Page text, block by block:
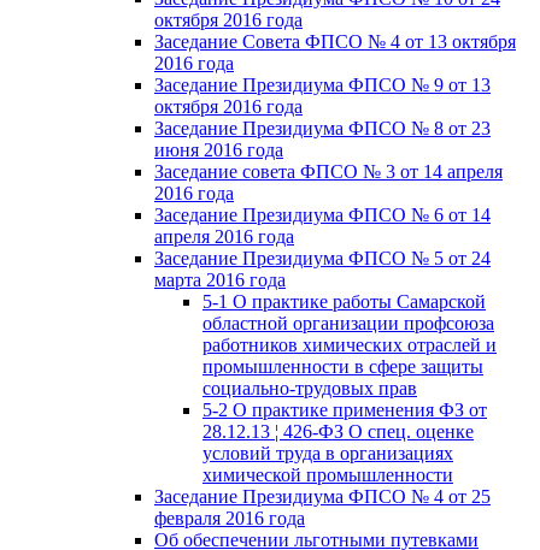
октября 2016 года
Заседание Совета ФПСО № 4 от 13 октября
2016 года
Заседание Президиума ФПСО № 9 от 13
октября 2016 года
Заседание Президиума ФПСО № 8 от 23
июня 2016 года
Заседание совета ФПСО № 3 от 14 апреля
2016 года
Заседание Президиума ФПСО № 6 от 14
апреля 2016 года
Заседание Президиума ФПСО № 5 от 24
марта 2016 года
5-1 О практике работы Самарской
областной организации профсоюза
работников химических отраслей и
промышленности в сфере защиты
социально-трудовых прав
5-2 О практике применения ФЗ от
28.12.13 ¦ 426-ФЗ О спец. оценке
условий труда в организациях
химической промышленности
Заседание Президиума ФПСО № 4 от 25
февраля 2016 года
Об обеспечении льготными путевками